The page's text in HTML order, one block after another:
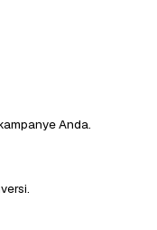
Anda.